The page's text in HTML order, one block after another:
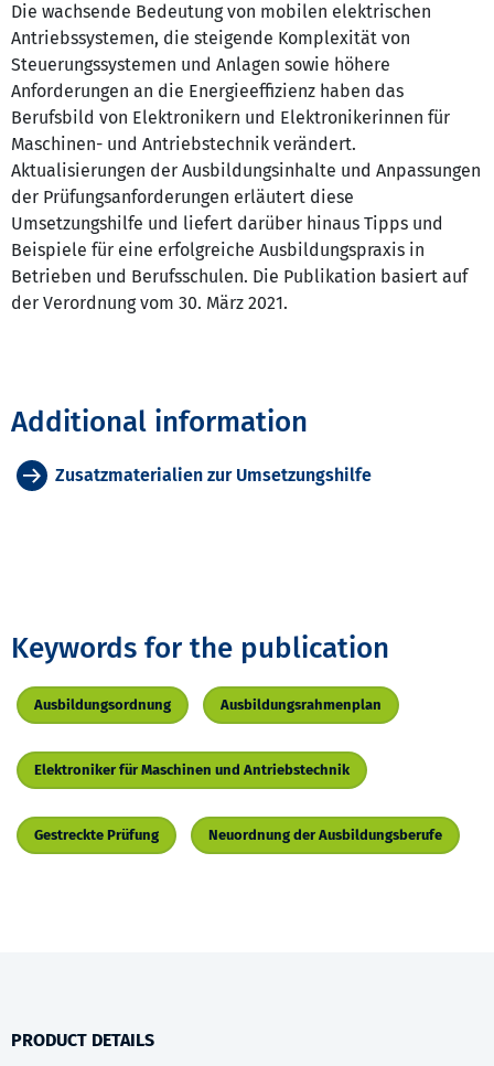
Die wachsende Bedeutung von mobilen elektrischen
Antriebssystemen, die steigende Komplexität von
Steuerungssystemen und Anlagen sowie höhere
Anforderungen an die Energieeffizienz haben das
Berufsbild von Elektronikern und Elektronikerinnen für
Maschinen- und Antriebstechnik verändert.
Aktualisierungen der Ausbildungsinhalte und Anpassungen
der Prüfungsanforderungen erläutert diese
Umsetzungshilfe und liefert darüber hinaus Tipps und
Beispiele für eine erfolgreiche Ausbildungspraxis in
Betrieben und Berufsschulen. Die Publikation basiert auf
der Verordnung vom 30. März 2021.
Additional information
Zusatzmaterialien zur Umsetzungshilfe
Keywords for the publication
Ausbildungsordnung Ausbildungsrahmenplan
Elektroniker für Maschinen und Antriebstechnik
Gestreckte Prüfung Neuordnung der Ausbildungsberufe
PRODUCT DETAILS